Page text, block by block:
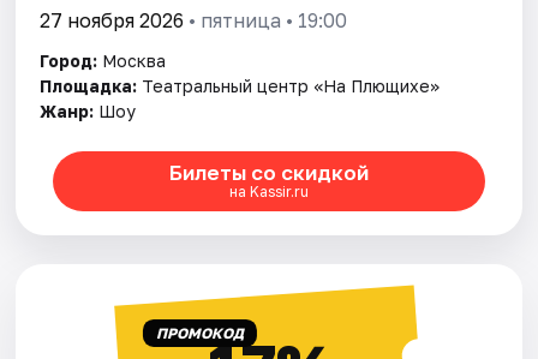
27 ноября 2026 • пятница • 19:00
Город: Москва
Площадка: Театральный центр «На Плющихе»
Жанр: Шоу
Билеты со скидкой
на Kassir.ru
ПРОМОКОД